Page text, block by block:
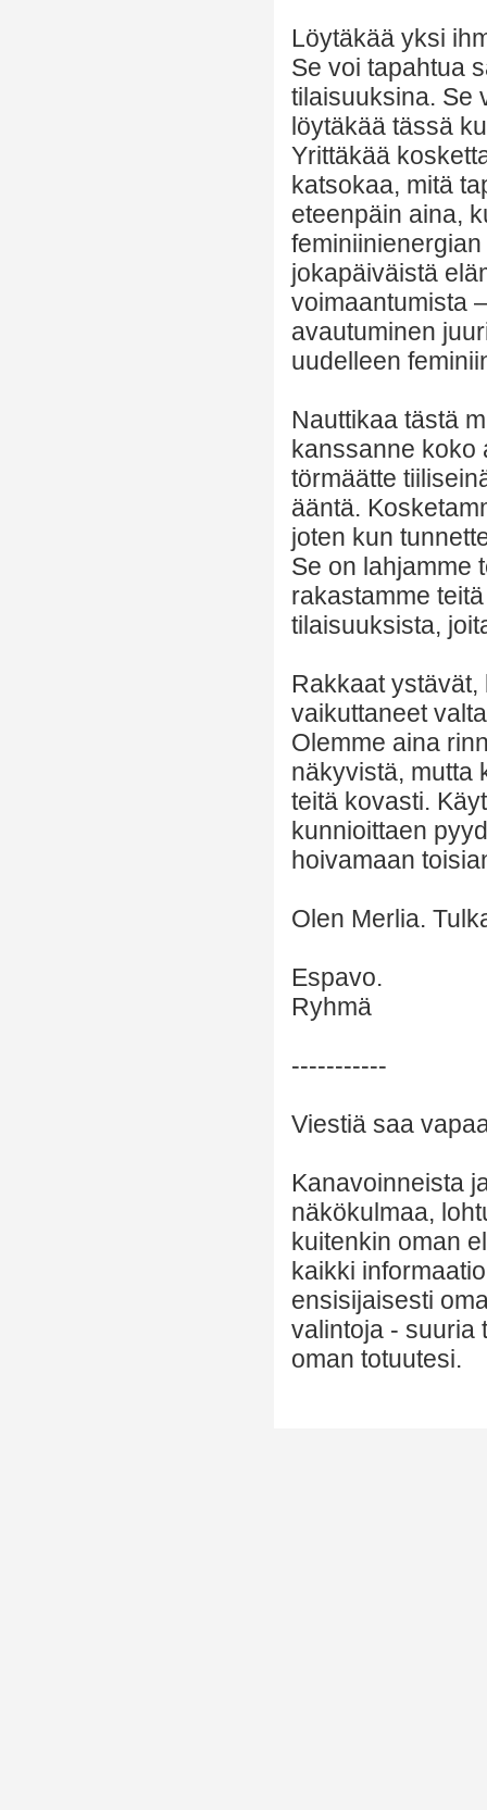
Löytäkää yksi
Se voi tapahtua
tilaisuuksina. Se
löytäkää tässä
Yrittäkää
katsokaa, mitä
eteenpäin aina,
jokapäiväistä
voimaantumista
avautuminen
uudelleen
Nauttikaa tästä
kanssanne koko
törmäätte
ääntä.
joten kun
Se on lahjamme
rakastamme
tilaisuuksista,
Rakkaat
vaikuttaneet
Olemme aina
näkyvistä, mutta
teitä kovasti.
kunnioittaen
hoivamaan
Olen Merlia.
Espavo.
Ryhmä
-----------
Viestiä saa
Kanavoinneista
näkökulmaa,
kuitenkin oman
kaikki
ensisijaisesti
valintoja - suuria
oman totuutesi.